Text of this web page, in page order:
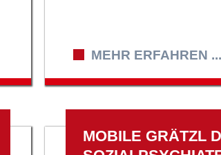
MEHR ERFAHREN ...
MOBILE GRÄTZL